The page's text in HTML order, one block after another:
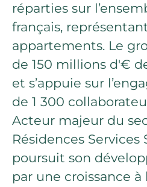
réparties sur
français,
appartements. Le
de 150 millions d'€
et s’appuie sur
de 1 300
Acteur majeur du
Résidences Services
poursuit son
par une croissance